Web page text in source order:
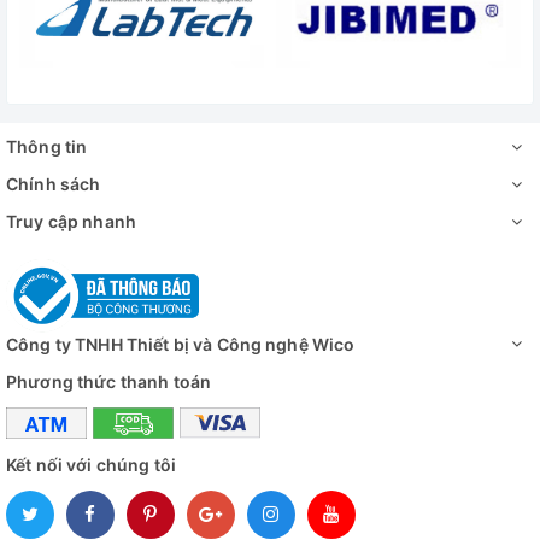
Thông tin
Chính sách
Truy cập nhanh
Công ty TNHH Thiết bị và Công nghệ Wico
Phương thức thanh toán
Kết nối với chúng tôi